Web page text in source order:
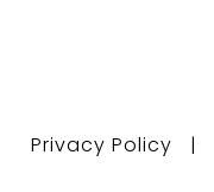
Privacy Policy |